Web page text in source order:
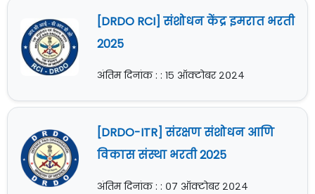
[DRDO RCI] संशोधन केंद्र इमरात भरती
2025
अंतिम दिनांक : : १५ ऑक्टोबर २०२४
[DRDO-ITR] संरक्षण संशोधन आणि
विकास संस्था भरती 2025
अंतिम दिनांक : : ०७ ऑक्टोबर २०२४